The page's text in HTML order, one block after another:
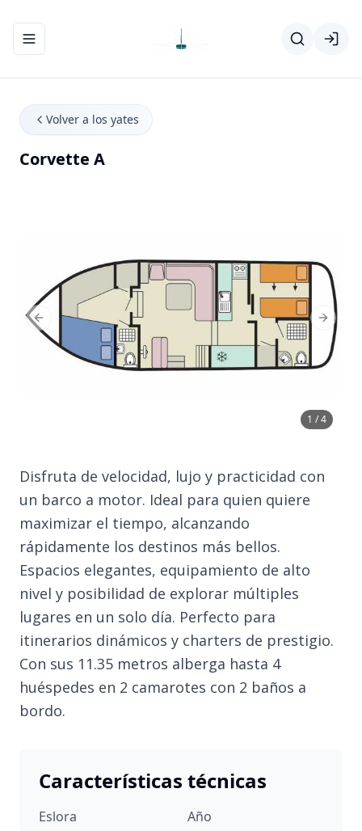
Abrir/cerrar el menú de navegación
Volver a los yates
Corvette A
1 / 4
Previous Slide Next
Disfruta de velocidad, lujo y practicidad con
un barco a motor. Ideal para quien quiere
maximizar el tiempo, alcanzando
rápidamente los destinos más bellos.
Espacios elegantes, equipamiento de alto
nivel y posibilidad de explorar múltiples
lugares en un solo día. Perfecto para
itinerarios dinámicos y charters de prestigio.
Con sus 11.35 metros alberga hasta 4
huéspedes en 2 camarotes con 2 baños a
bordo.
Características técnicas
Eslora
Año